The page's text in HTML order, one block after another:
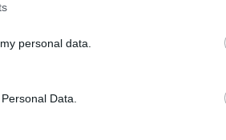
personal data.
Data.
EVA com a millora
4.0 ha estat
la revolució 4.0 en la
la importància a la
digital a les empreses.